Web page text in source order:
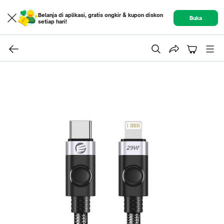
Belanja di aplikasi, gratis ongkir & kupon diskon
setiap hari!
Buka